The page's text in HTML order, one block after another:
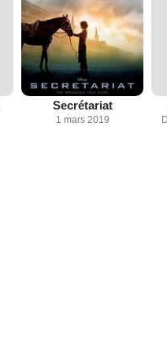
Secrétariat
1 mars 2019